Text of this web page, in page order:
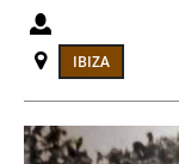
IBIZA